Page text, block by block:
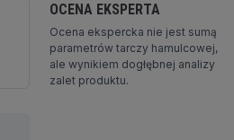
OCENA EKSPERTA
Ocena ekspercka nie jest sumą
parametrów tarczy hamulcowej,
ale wynikiem dogłębnej analizy
zalet produktu.